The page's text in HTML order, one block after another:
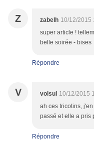
Z zabelh 10/12/2015
super article !
belle soirée - bises
Répondre
V volsul 10/12/2015
ah ces tricotins,
passé et elle a pris
Répondre